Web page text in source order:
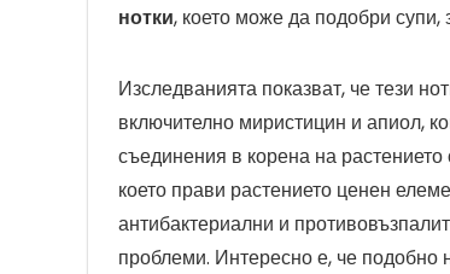
нотки, което може да подобри
Изследванията показват, че тези
включително миристицин и апиол,
съединения в корена на
което прави растението ценен
антибактериални и
проблеми. Интересно е, че подобно